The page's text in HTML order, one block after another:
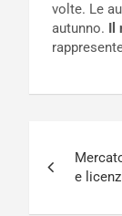
volte. Le
autunno. Il
articoli
e